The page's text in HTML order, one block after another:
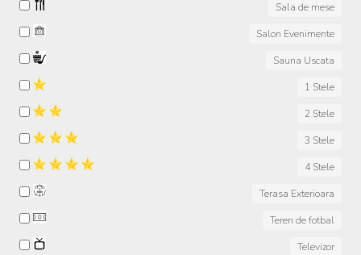
Sala de mese
Salon Evenimente
Sauna Uscata
1 Stele
2 Stele
3 Stele
4 Stele
Terasa Exterioara
Teren de fotbal
Televizor